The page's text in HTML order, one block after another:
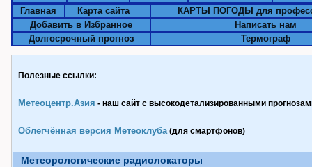
Главная Карта сайта
КАРТЫ ПОГОДЫ для
Добавить в Избранное
Написать нам
Долгосрочный прогноз
Термограф
Полезные ссылки:
Метеоцентр.Азия - наш сайт с высокодетализированными
Облегчённая версия Метеоклуба(для смартфонов)
Метеорологические радиолокаторы